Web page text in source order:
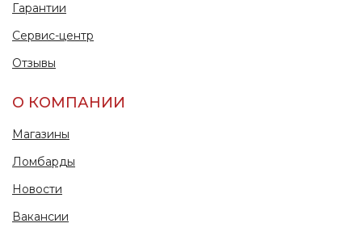
Гарантии
Сервис-центр
Отзывы
О КОМПАНИИ
Магазины
Ломбарды
Новости
Вакансии